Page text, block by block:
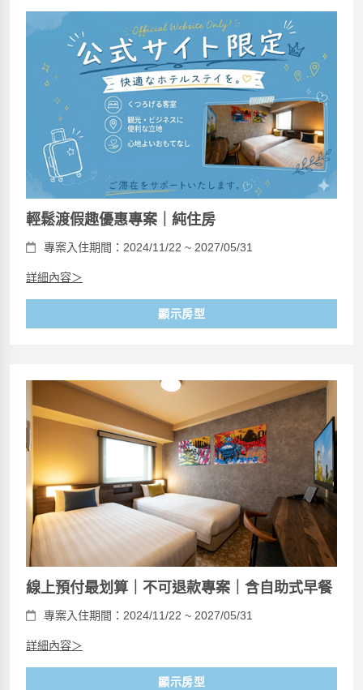
輕鬆渡假趣優惠專案｜純住房
專案入住期間：2024/11/22 ~ 2027/05/31
詳細內容＞
顯示房型
線上預付最划算｜不可退款專案｜含自助式早餐
專案入住期間：2024/11/22 ~ 2027/05/31
詳細內容＞
顯示房型